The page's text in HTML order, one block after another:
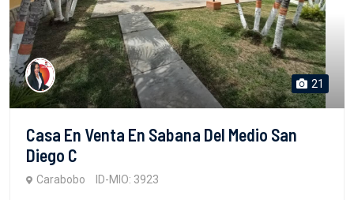
21
Casa En Venta En Sabana Del Medio San
Diego C
Carabobo ID-MIO: 3923